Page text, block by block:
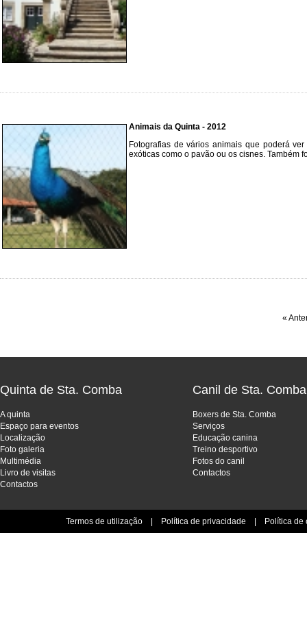
Animais da Quinta - 2012
Fotografias de vários animais que poderá
exóticas como o pavão ou os cisnes. Também
«
Quinta de Sta. Comba
A quinta
Espaço para eventos
Localização
Foto galeria
Multimédia
Livro de visitas
Contactos
Canil de Sta. Comba
Boxers de Sta. Comba
Serviços
Educação canina
Treino desportivo
Fotos do canil
Contactos
Termos de utilização| Política de privacidade Política de